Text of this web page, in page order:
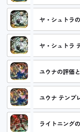
ヤ・シュトラ
ヤ・シュトラ
ユウナの評価
ユウナ テンプ
ライトニング